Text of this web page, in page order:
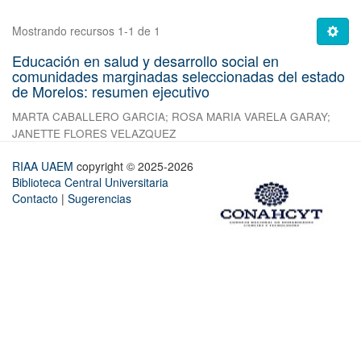
Mostrando recursos 1-1 de 1
Educación en salud y desarrollo social en
comunidades marginadas seleccionadas del estado
de Morelos: resumen ejecutivo
MARTA CABALLERO GARCIA; ROSA MARIA VARELA GARAY;
JANETTE FLORES VELAZQUEZ
RIAA UAEM copyright © 2025-2026
Biblioteca Central Universitaria
Contacto | Sugerencias